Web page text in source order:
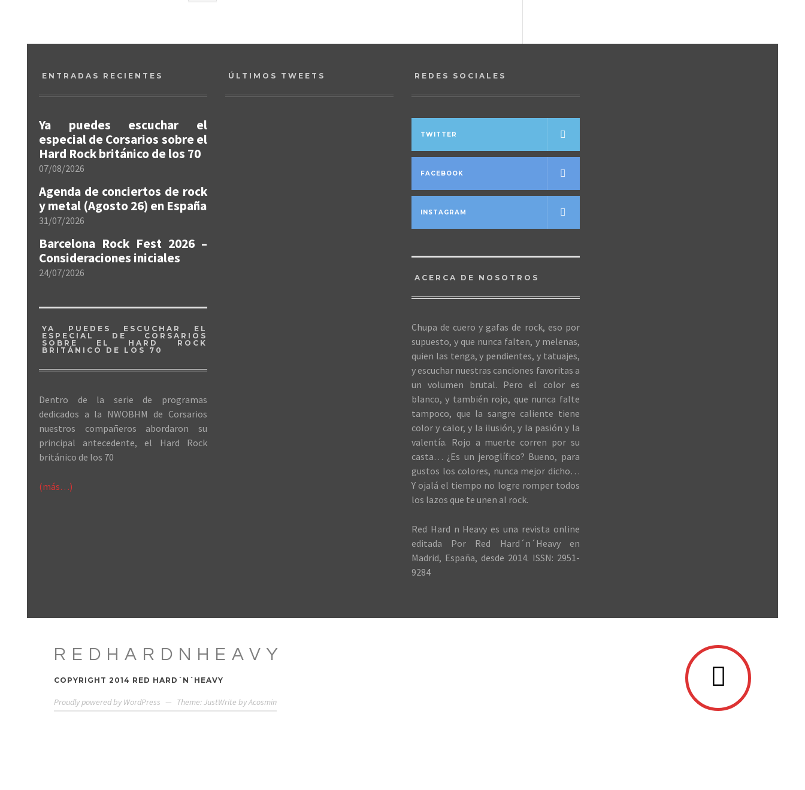
ENTRADAS RECIENTES
Ya puedes escuchar el
especial de Corsarios sobre el
Hard Rock británico de los 70
07/08/2026
Agenda de conciertos de rock
y metal (Agosto 26) en España
31/07/2026
Barcelona Rock Fest 2026 –
Consideraciones iniciales
24/07/2026
YA PUEDES ESCUCHAR EL
ESPECIAL DE CORSARIOS
SOBRE EL HARD ROCK
BRITÁNICO DE LOS 70
Dentro de la serie de programas
dedicados a la NWOBHM de Corsarios
nuestros compañeros abordaron su
principal antecedente, el Hard Rock
británico de los 70
(más…)
ÚLTIMOS TWEETS REDES SOCIALES
TWITTER
FACEBOOK
INSTAGRAM
ACERCA DE NOSOTROS
Chupa de cuero y gafas de rock, eso por
supuesto, y que nunca falten, y melenas,
quien las tenga, y pendientes, y tatuajes,
y escuchar nuestras canciones favoritas a
un volumen brutal. Pero el color es
blanco, y también rojo, que nunca falte
tampoco, que la sangre caliente tiene
color y calor, y la ilusión, y la pasión y la
valentía. Rojo a muerte corren por su
casta… ¿Es un jeroglífico? Bueno, para
gustos los colores, nunca mejor dicho…
Y ojalá el tiempo no logre romper todos
los lazos que te unen al rock.
Red Hard n Heavy es una revista online
editada Por Red Hard´n´Heavy en
Madrid, España, desde 2014. ISSN: 2951-
9284
REDHARDNHEAVY
COPYRIGHT 2014 RED HARD´N´HEAVY
Proudly powered by WordPress — Theme: JustWrite byAcosmin